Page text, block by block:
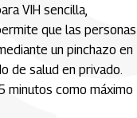
VIH sencilla,
que las personas
un pinchazo en
de salud en privado.
minutos como máximo